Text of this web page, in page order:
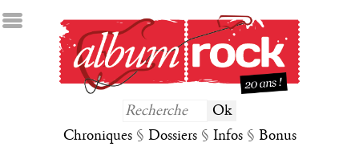
Chroniques § Dossiers § Infos § Bonus